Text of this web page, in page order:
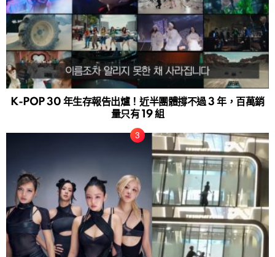
K-POP 30 年生存報告出爐！近半團體撐不過 3 年，百萬銷
量只有 19 組